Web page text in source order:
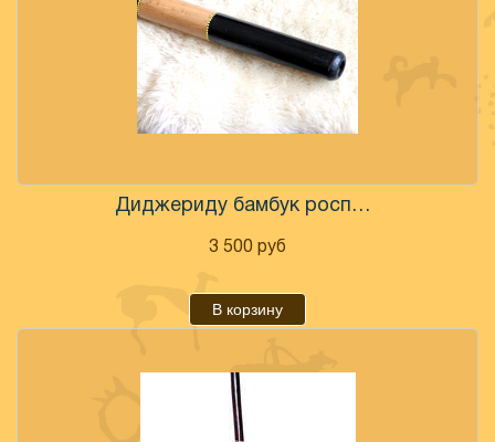
Диджериду бамбук роспись
3 500 руб
В корзину